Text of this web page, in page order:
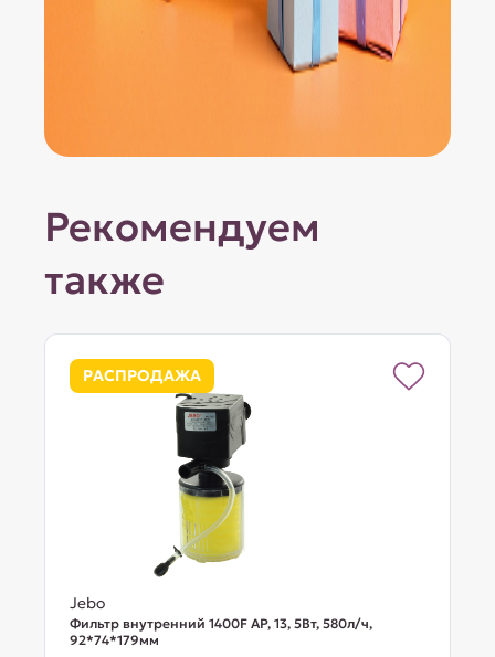
Рекомендуем
также
РАСПРОДАЖА
Jebo
Фильтр внутренний 1400F AP, 13, 5Вт, 580л/ч,
92*74*179мм